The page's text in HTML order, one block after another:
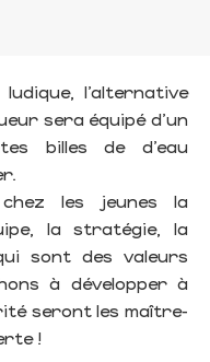
l’alternative
sera équipé d’un
billes de d’eau
les jeunes la
la stratégie, la
sont des valeurs
à développer à
seront les maître-
!